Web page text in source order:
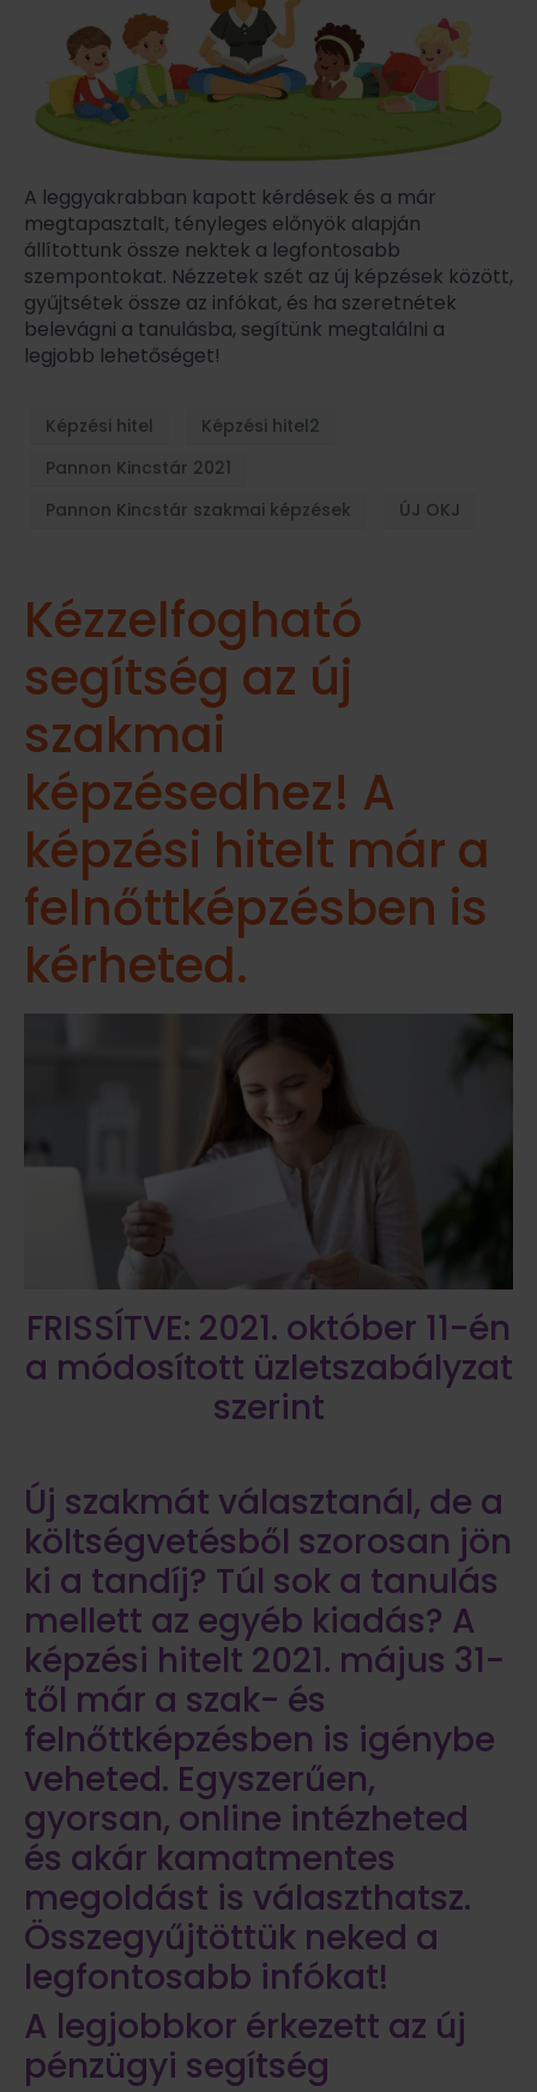
A leggyakrabban kapott kérdések és a már
megtapasztalt, tényleges előnyök alapján
állítottunk össze nektek a legfontosabb
szempontokat. Nézzetek szét az új képzések között,
gyűjtsétek össze az infókat, és ha szeretnétek
belevágni a tanulásba, segítünk megtalálni a
legjobb lehetőséget!
Képzési hitel
Képzési hitel2
Pannon Kincstár 2021
Pannon Kincstár szakmai képzések
ÚJ OKJ
Kézzelfogható
segítség az új
szakmai
képzésedhez! A
képzési hitelt már a
felnőttképzésben is
kérheted.
FRISSÍTVE: 2021. október 11-én
a módosított üzletszabályzat
szerint
Új szakmát választanál, de a
költségvetésből szorosan jön
ki a tandíj? Túl sok a tanulás
mellett az egyéb kiadás? A
képzési hitelt 2021. május 31-
től már a szak- és
felnőttképzésben is igénybe
veheted. Egyszerűen,
gyorsan, online intézheted
és akár kamatmentes
megoldást is választhatsz.
Összegyűjtöttük neked a
legfontosabb infókat!
A legjobbkor érkezett az új
pénzügyi segítség